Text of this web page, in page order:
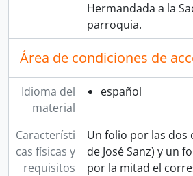
Hermandada a la
parroquia.
Área de condiciones de
Idioma del
material
español
Característi
cas físicas y
requisitos
Un folio por las dos
de José Sanz) y un
por la mitad el